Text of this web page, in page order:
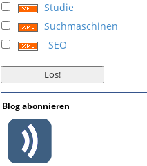
Studie
Suchmaschinen
SEO
Blog abonnieren